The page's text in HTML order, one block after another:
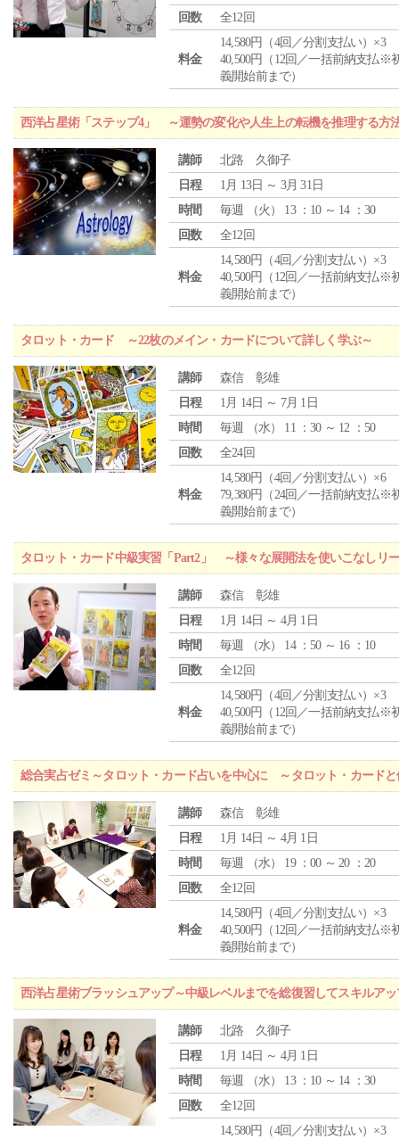
回数
全12回
料金
14,580円（4回／分割支払い）×3
40,500円（12回／一括前納支払※
義開始前まで）
西洋占星術「ステップ4」 ～運勢の変化や人生上の転機を推理する方
講師
北路 久御子
日程
1月 13日 ～ 3月 31日
時間
毎週 （火 ） 13 ：10 ～ 14 ：30
回数
全12回
料金
14,580円（4回／分割支払い）×3
40,500円（12回／一括前納支払※
義開始前まで）
タロット・カード ～22枚のメイン・カードについて詳しく学ぶ～
講師
森信 彰雄
日程
1月 14日 ～ 7月 1日
時間
毎週 （水） 11 ：30 ～ 12 ：50
回数
全24回
料金
14,580円（4回／分割支払い）×6
79,380円（24回／一括前納支払※
義開始前まで）
タロット・カード中級実習「Part2」 ～様々な展開法を使いこなしリ
講師
森信 彰雄
日程
1月 14日 ～ 4月 1日
時間
毎週 （水） 14 ：50 ～ 16 ：10
回数
全12回
料金
14,580円（4回／分割支払い）×3
40,500円（12回／一括前納支払※
義開始前まで）
総合実占ゼミ～タロット・カード占いを中心に ～タロット・カード
講師
森信 彰雄
日程
1月 14日 ～ 4月 1日
時間
毎週 （水） 19 ：00 ～ 20 ：20
回数
全12回
料金
14,580円（4回／分割支払い）×3
40,500円（12回／一括前納支払※
義開始前まで）
西洋占星術ブラッシュアップ～中級レベルまでを総復習してスキルア
講師
北路 久御子
日程
1月 14日 ～ 4月 1日
時間
毎週 （水） 13 ：10 ～ 14 ：30
回数
全12回
14,580円（4回／分割支払い）×3